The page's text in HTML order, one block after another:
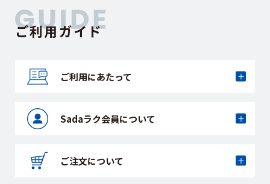
ご利用ガイド
ご利用にあたって
Sadaラク会員について
ご注文について